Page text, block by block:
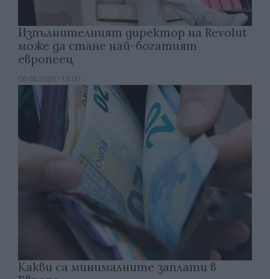
Изпълнителният директор на Revolut
може да стане най-богатият
европеец
06.08.2026 / 13:00
Какви са минималните заплати в